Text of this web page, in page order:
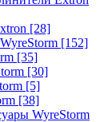
[28]
[152]
[35]
[30]
[5]
[38]
WyreStorm